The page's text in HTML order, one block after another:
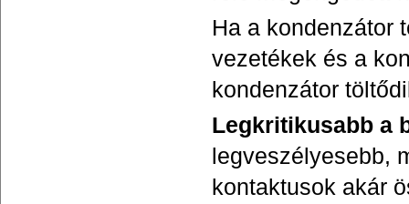
Ha a kondenzátor
vezetékek és a
kondenzátor
Legkritikusabb a
legveszélyesebb,
kontaktusok akár